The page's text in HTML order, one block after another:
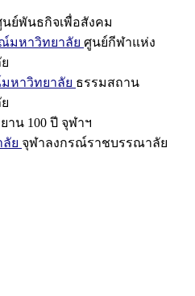
นย์พันธกิจเพื่อสังคม
มหาวิทยาลัย ศูนย์กีฬาแห่ง
หาวิทยาลัย ธรรมสถาน
าน 100 ปี จุฬาฯ
ย จุฬาลงกรณ์ราชบรรณาลัย